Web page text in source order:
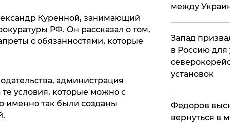
Куренной, занимающий
РФ. Он рассказал о том,
с обязанностями, которые
администрация
условия, которые можно с
именно так были созданы
между
Запад
в Россию
установок
Федоров
вернуться в